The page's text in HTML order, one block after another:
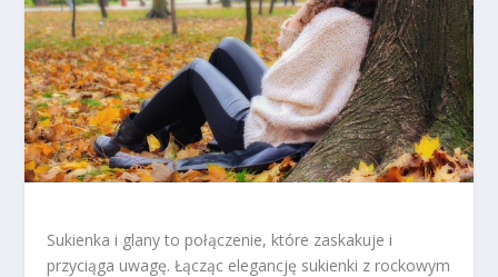
Sukienka i glany to połączenie, które zaskakuje i
przyciąga uwagę. Łącząc elegancję sukienki z rockowym